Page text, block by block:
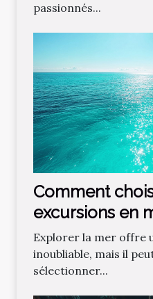
passionnés...
Comment
excursions en
tromper ?
Explorer la mer offre
inoubliable, mais il
sélectionner...